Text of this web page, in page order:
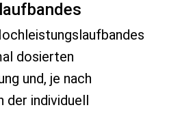
dosierten
und, je nach
individuell